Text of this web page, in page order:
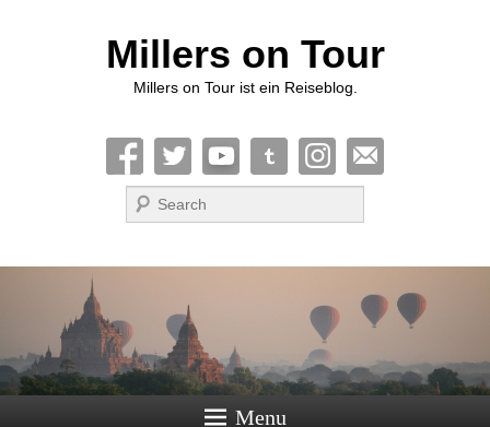
Millers on Tour
Millers on Tour ist ein Reiseblog.
Suche
Menu